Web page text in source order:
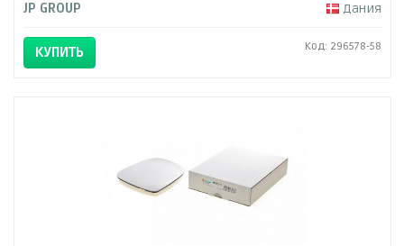
JP GROUP
Дания
КУПИТЬ Код: 296578-58